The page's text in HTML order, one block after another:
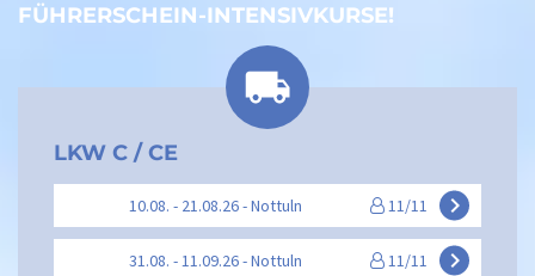
FÜHRERSCHEIN-INTENSIVKURSE!
LKW C / CE
10.08. - 21.08.26 - Nottuln 11/11 keyboard_arrow_right
31.08. - 11.09.26 - Nottuln 11/11 keyboard_arrow_right